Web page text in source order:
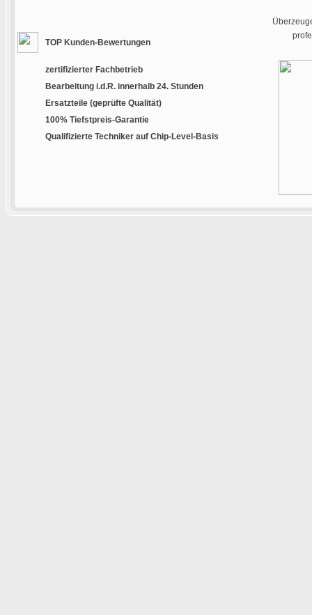
TOP Kunden-Bewertungen
zertifizierter Fachbetrieb
Bearbeitung i.d.R. innerhalb 24. Stunden
Ersatzteile (geprüfte Qualität)
100% Tiefstpreis-Garantie
Qualifizierte Techniker auf Chip-Level-Basis